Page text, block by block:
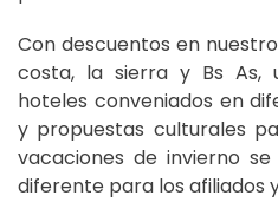
Con descuentos en
costa, la sierra y Bs As,
hoteles conveniados en
y propuestas culturales
vacaciones de invierno
diferente para los afiliados y